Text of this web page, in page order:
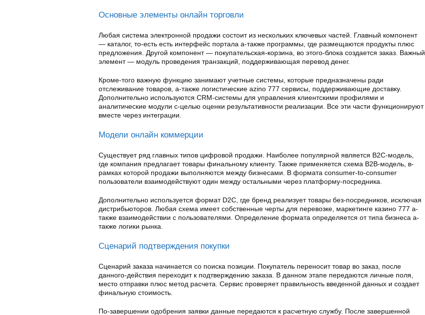
Основные элементы онлайн торговли
Любая система электронной продажи состоит из нескольких ключевых частей. Главный компонент
— каталог, то-есть есть интерфейс портала а-также программы, где размещаются продукты плюс
предложения. Другой компонент — покупательская-корзина, во этого-блока создается заказ. Важный
элемент — модуль проведения транзакций, поддерживающая перевод денег.
Кроме-того важную функцию занимают учетные системы, которые предназначены ради
отслеживание товаров, а-также логистические azino 777 сервисы, поддерживающие доставку.
Дополнительно используются CRM-системы для управления клиентскими профилями и
аналитические модули с-целью оценки результативности реализации. Все эти части функционируют
вместе через интеграции.
Модели онлайн коммерции
Существует ряд главных типов цифровой продажи. Наиболее популярной является B2C-модель,
где компания предлагает товары финальному клиенту. Также применяется схема B2B-модель, в-
рамках которой продажи выполняются между бизнесами. В формата consumer-to-consumer
пользователи взаимодействуют один между остальными через платформу-посредника.
Дополнительно используется формат D2C, где бренд реализует товары без-посредников, исключая
дистрибьюторов. Любая схема имеет собственные черты для перевозке, маркетинге казино 777 а-
также взаимодействии с пользователями. Определение формата определяется от типа бизнеса а-
также логики рынка.
Сценарий подтверждения покупки
Сценарий заказа начинается со поиска позиции. Покупатель переносит товар во заказ, после
данного-действия переходит к подтверждению заказа. В данном этапе передаются личные поля,
место отправки плюс метод расчета. Сервис проверяет правильность введенной данных и создает
финальную стоимость.
По-завершении одобрения заявки данные передаются к расчетную службу. После завершенной